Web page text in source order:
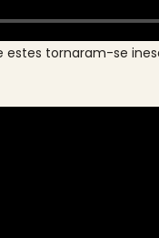
tornaram-se